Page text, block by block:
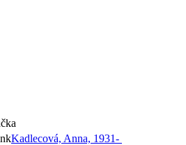
Kadlecová, Anna, 1931-